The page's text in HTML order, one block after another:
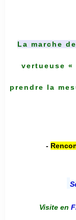
La marche
vertueuse
prendre la
-
Visite en